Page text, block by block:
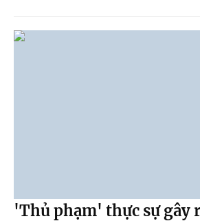
'Thủ phạm' thực sự gây